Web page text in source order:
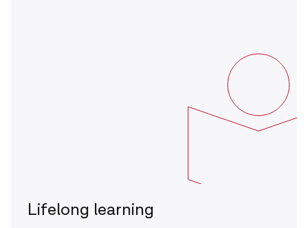
Lifelong learning